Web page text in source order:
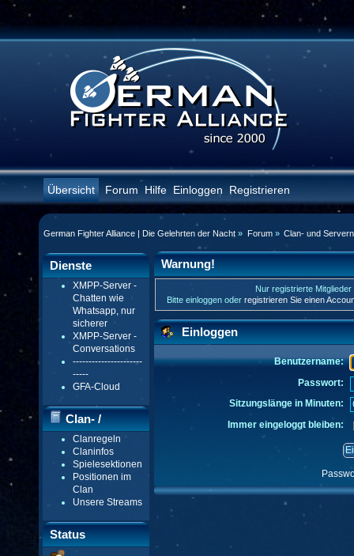
Übersicht Forum Hilfe Einloggen Registrieren
German Fighter Alliance | Die Gelehrten der Nacht » Forum» Clan- und
Dienste
XMPP-Server -
Chatten wie
Whatsapp, nur
sicherer
XMPP-Server -
Conversations
----------------------
-----
GFA-Cloud
Clan- /
Gildenmenü
Clanregeln
Claninfos
Spielesektionen
Positionen im
Clan
Unsere Streams
Status
Warnung!
Nur registrierte
Bitte einloggen oder registrieren Sie einen
Einloggen
Benutzername:
Passwort:
Sitzungslänge in Minuten:
Immer eingeloggt bleiben: